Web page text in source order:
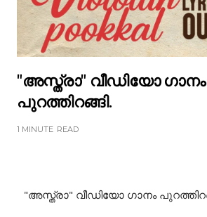
"അസ്ത്രാ" വീഡിയോ ഗാനം
പുറത്തിറങ്ങി.
1 MINUTE READ
"അസ്ത്രാ" വീഡിയോ ഗാനം